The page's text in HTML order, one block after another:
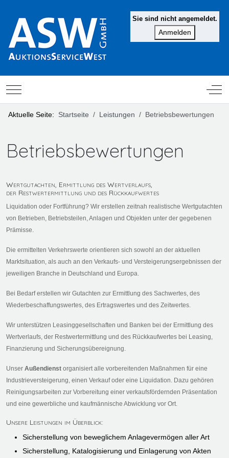
Sie sind nicht angemeldet.
Mobile Menu Toggle Off-
Aktuelle Seite: Startseite Leistungen Betriebsbewertungen
Betriebsbewertungen
Wertgutachten, Ermittlung des Wertverlaufs,
der Restwertermittlung und des Rückkaufwertes
Liquidation oder Fortführung? Wir erstellen zeitnah realistische Wertgutachten
von Betrieben, Betriebsteilen, Anlagen und Objekten unter der gegebenen
Prämisse.
Die ermittelten Verkehrswerte orientieren sich sowohl an der aktuellen
Marktsituation, als auch an den Verkaufs- und Versteigerungsergebnissen der
jeweiligen Branche in Deutschland und Europa.
Bei Bedarf erstellen wir Gutachten zur Ermittlung des Sachwertes, des
Wiederbeschaffungswertes, des Ertragswertes und des Zeitwertes.
Wir unterstützen Leasinggesellschaften und Banken bei der Ermittlung des
Wertverlaufs, der Restwertermittlung und des Rückkaufwertes bei Leasing,
Finanzierung und Sicherungsübereignung.
Unser Außendienst organisiert alle vorbereitenden Maßnahmen für eine
Industrieversteigerung, einen Verkauf oder eine Liquidation. Dazu gehören
Reinigungsarbeiten zur Vorbereitung einer verkaufsfördernden Präsentation
und eine gewerbliche und kaufmännische Abwicklung vor Ort.
Unsere Leistungen im Überblick:
Sicherstellung von beweglichem Anlagevermögen aller Art
Sicherstellung, Katalogisierung und Einlagerung von Akten